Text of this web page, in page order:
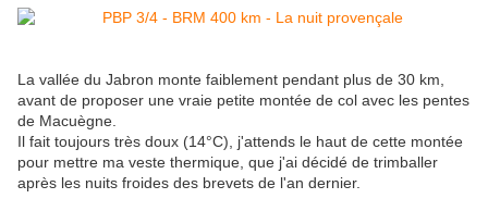
La vallée du Jabron monte faiblement pendant plus de 30 km,
avant de proposer une vraie petite montée de col avec les pentes
de Macuègne.
Il fait toujours très doux (14°C), j'attends le haut de cette montée
pour mettre ma veste thermique, que j'ai décidé de trimballer
après les nuits froides des brevets de l'an dernier.